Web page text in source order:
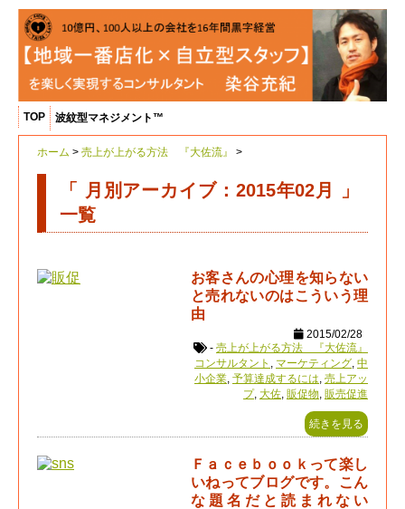
TOP 波紋型マネジメント™
ホーム > 売上が上がる方法 『大佐流』 >
「 月別アーカイブ：2015年02月 」
一覧
お客さんの心理を知らない
と売れないのはこういう理
由
2015/02/28
- 売上が上がる方法 『大佐流』
コンサルタント
マーケティング 中
小企業 予算達成するには 売上アッ
プ, 大佐 販促物 販売促進
続きを見る
Ｆａｃｅｂｏｏｋって楽し
いねってブログです。こん
な題名だと読まれない